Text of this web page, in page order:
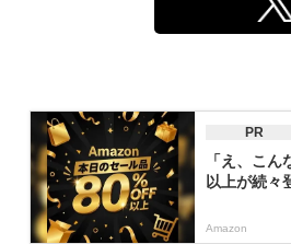
PR
「え、こ
以上が続々
Amazon